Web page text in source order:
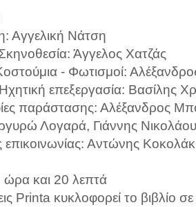
Αγγελική Νάτση
Άγγελος Χατζάς
- Φωτισμοί:
επεξεργασία: Βασίλης
παράστασης: Αλέξανδρος
Λογαρά, Γιάννης
Αντώνης
ώρα και 20 λεπτά
Printa κυκλοφορεί το βιβλίο